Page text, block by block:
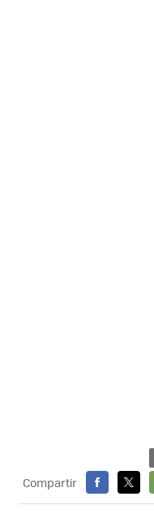
Compartir
FACEBOOK
X